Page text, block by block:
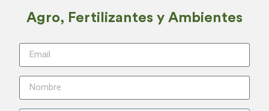
Agro, Fertilizantes y Ambientes